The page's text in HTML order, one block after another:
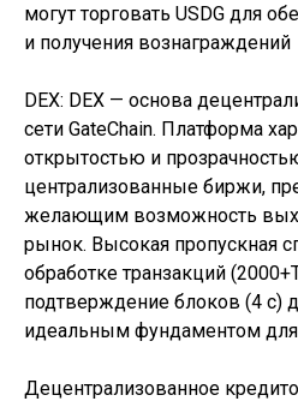
могут торговать USDG для
и получения вознаграждений
DEX: DEX — основа
сети GateChain. Платформа
открытостью и
централизованные биржи,
желающим возможность
рынок. Высокая пропускная
обработке транзакций
подтверждение блоков (4 с)
идеальным фундаментом для
Децентрализованное